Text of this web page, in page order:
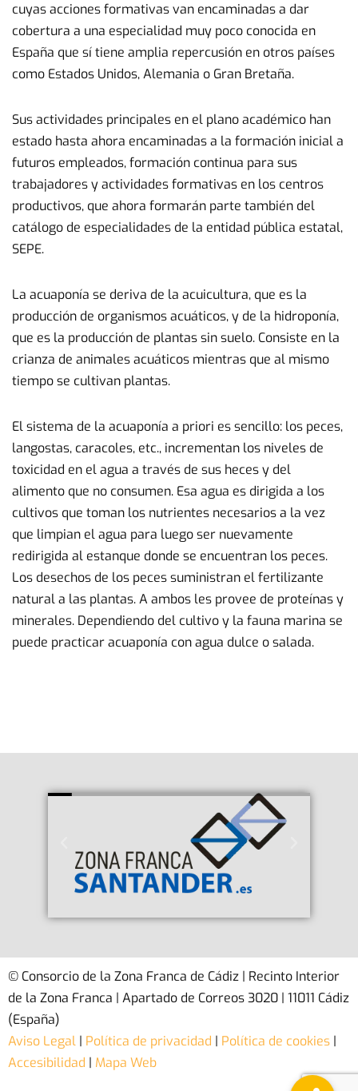
cuyas acciones formativas van encaminadas a dar
cobertura a una especialidad muy poco conocida en
España que sí tiene amplia repercusión en otros países
como Estados Unidos, Alemania o Gran Bretaña.
Sus actividades principales en el plano académico han
estado hasta ahora encaminadas a la formación inicial a
futuros empleados, formación continua para sus
trabajadores y actividades formativas en los centros
productivos, que ahora formarán parte también del
catálogo de especialidades de la entidad pública estatal,
SEPE.
La acuaponía se deriva de la acuicultura, que es la
producción de organismos acuáticos, y de la hidroponía,
que es la producción de plantas sin suelo. Consiste en la
crianza de animales acuáticos mientras que al mismo
tiempo se cultivan plantas.
El sistema de la acuaponía a priori es sencillo: los peces,
langostas, caracoles, etc., incrementan los niveles de
toxicidad en el agua a través de sus heces y del
alimento que no consumen. Esa agua es dirigida a los
cultivos que toman los nutrientes necesarios a la vez
que limpian el agua para luego ser nuevamente
redirigida al estanque donde se encuentran los peces.
Los desechos de los peces suministran el fertilizante
natural a las plantas. A ambos les provee de proteínas y
minerales. Dependiendo del cultivo y la fauna marina se
puede practicar acuaponía con agua dulce o salada.
© Consorcio de la Zona Franca de Cádiz | Recinto Interior
de la Zona Franca | Apartado de Correos 3020 | 11011 Cádiz
(España)
Aviso Legal | Política de privacidad | Política de cookies |
Accesibilidad | Mapa Web